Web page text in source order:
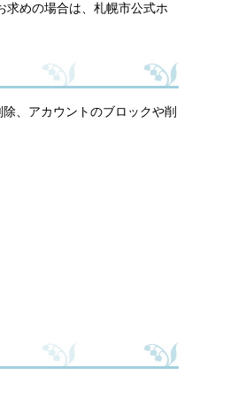
求めの場合は、札幌市公式ホ
、アカウントのブロックや削